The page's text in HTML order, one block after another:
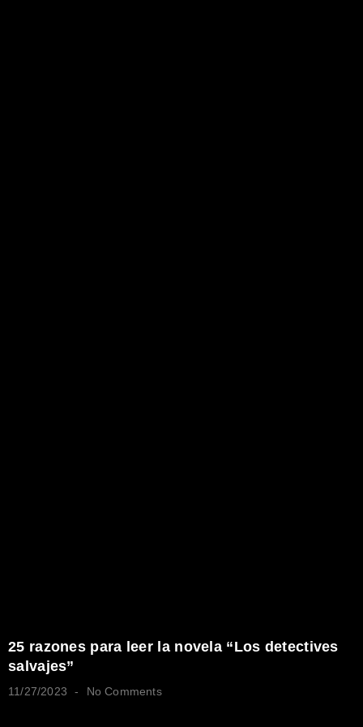
25 razones para leer la novela “Los detectives
salvajes”
11/27/2023 No Comments